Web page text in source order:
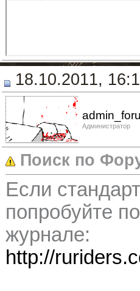
18.10.2011,
Администратор
Поиск по
Если
попробуйте
журнале:
http://